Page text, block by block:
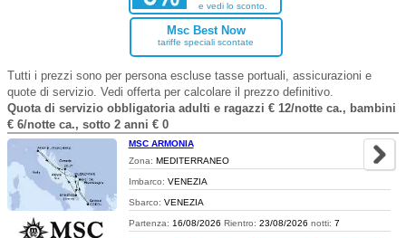
e vedi lo sconto.
Msc Best Now
tariffe speciali scontate
Tutti i prezzi sono per persona escluse tasse portuali, assicurazioni e
quote di servizio. Vedi offerta per calcolare il prezzo definitivo.
Quota di servizio obbligatoria adulti e ragazzi € 12/notte ca., bambini
€ 6/notte ca., sotto 2 anni € 0
MSC ARMONIA
Zona: MEDITERRANEO
Imbarco: VENEZIA
Sbarco: VENEZIA
Partenza: 16/08/2026 Rientro: 23/08/2026 notti: 7